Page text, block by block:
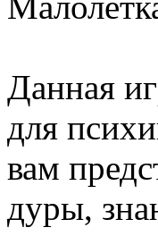
Данная
для
вам
дуры,